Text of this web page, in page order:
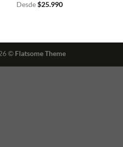
Desde $25.990
© Flatsome Theme